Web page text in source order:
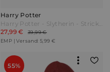
Harry Potter
Harry Potter - Slytherin - Strickpullover - schwarz
27,99 €
39,99 €
EMP | Versand: 5,99 €
55%